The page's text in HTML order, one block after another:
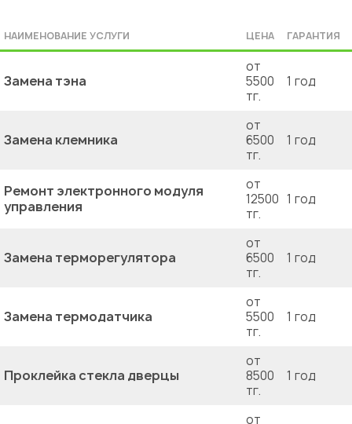
НАИМЕНОВАНИЕ УСЛУГИ ЦЕНА ГАРАНТИЯ
Замена тэна
от
5500
тг.
1 год
Замена клемника
от
6500
тг.
1 год
Ремонт электронного модуля
управления
от
12500
тг.
1 год
Замена терморегулятора
от
6500
тг.
1 год
Замена термодатчика
от
5500
тг.
1 год
Проклейка стекла дверцы
от
8500
тг.
1 год
от